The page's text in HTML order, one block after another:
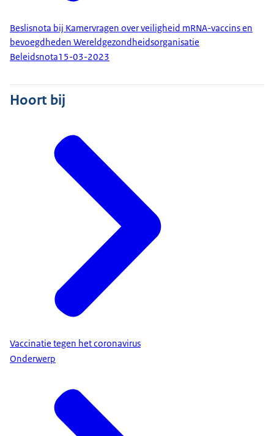
Beslisnota bij Kamervragen over veiligheid mRNA-vaccins en
bevoegdheden Wereldgezondheidsorganisatie
Beleidsnota15-03-2023
Hoort bij
Vaccinatie tegen het coronavirus
Onderwerp